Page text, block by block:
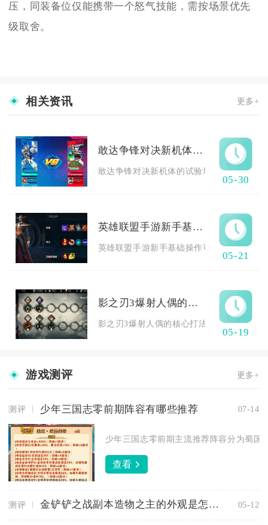
压，同装备位仅能携带一个怒气技能，需按场景优先
级取舍。
相关资讯 更多+
敢达争锋对决新机体是在哪里试验的
敢达争锋对决新机体的试验场地设定在游
05-30
英雄联盟手游新手基础操作在哪
英雄联盟手游新手基础操作可在游戏主界
05-21
影之刃3爆射人偶的攻略技巧有哪些
影之刃3爆射人偶的核心打法是精准把握完
05-19
游戏测评 更多+
测评 少年三国志零前期阵容有哪些推荐 07-14
少年三国志零前期主流推荐阵容分为蜀国
查看
测评 金铲铲之战副本造物之主的外观是怎样的 05-12